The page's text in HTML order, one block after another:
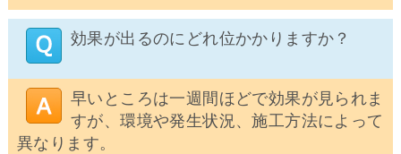
効果が出るのにどれ位かかりますか？
早いところは一週間ほどで効果が見られま
すが、環境や発生状況、施工方法によって
異なります。